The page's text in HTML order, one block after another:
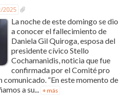
2025
La noche de este domingo se dio
a conocer el fallecimiento de
Daniela Gil Quiroga, esposa del
presidente cívico Stello
Cochamanidis, noticia que fue
confirmada por el Comité pro
comunicado. “En este momento de
a su... + más